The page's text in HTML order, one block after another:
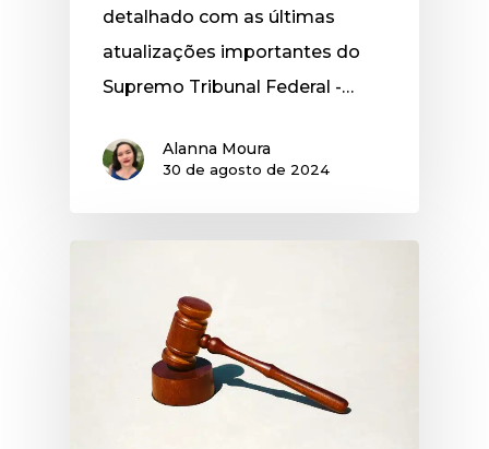
detalhado com as últimas
atualizações importantes do
Supremo Tribunal Federal -…
Alanna Moura
30 de agosto de 2024